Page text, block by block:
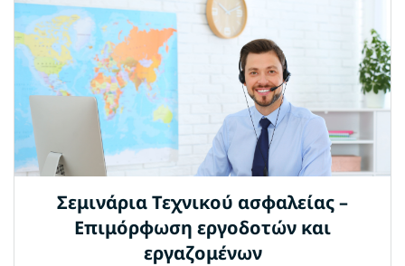
Σεμινάρια Τεχνικού ασφαλείας –
Επιμόρφωση εργοδοτών και
εργαζομένων